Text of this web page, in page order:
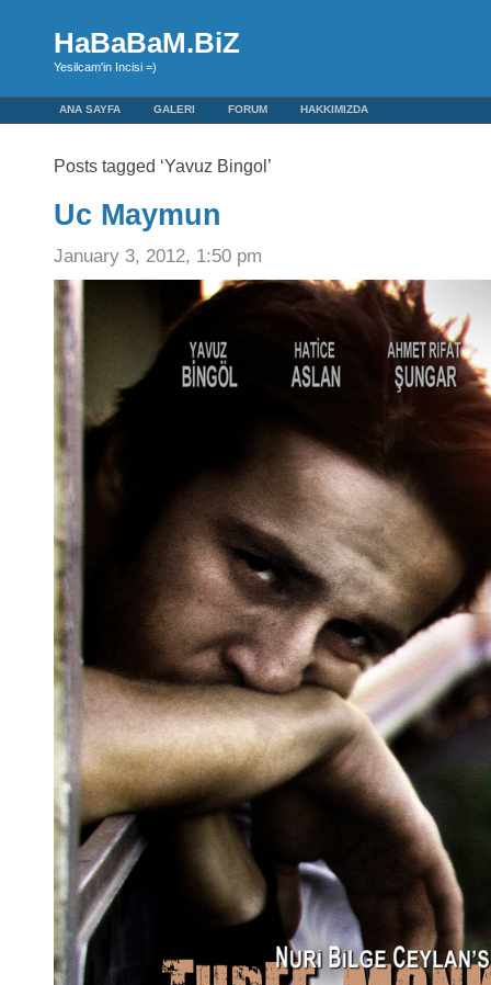
HaBaBaM.BiZ
Yesilcam'in Incisi =)
ANA SAYFA GALERI FORUM HAKKIMIZDA
Posts tagged ‘Yavuz Bingol’
Uc Maymun
January 3, 2012, 1:50 pm